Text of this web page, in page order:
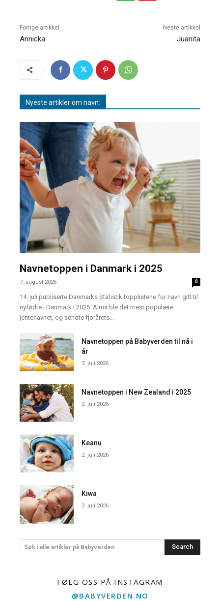
Forrige artikkel
Annicka
Neste artikkel
Juanita
Nyeste artikler om navn:
Navnetoppen i Danmark i 2025
7. august 2026 0
14. juli publiserte Danmarks Statistik topplistene for navn gitt til
nyfødte i Danmark i 2025. Alma ble det mest populære
jentenavnet, og sendte fjorårets...
Navnetoppen på Babyverden til nå i
år
3. juli 2026
Navnetoppen i New Zealand i 2025
2. juli 2026
Keanu
2. juli 2026
Kiwa
2. juli 2026
Søk i alle artikler på Babyverden Search
FØLG OSS PÅ INSTAGRAM
@BABYVERDEN.NO